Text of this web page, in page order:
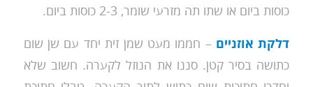
כוסות ביום או שתו תה מזרעי שומר, 2-3 כוסות ביום.
דלקת אוזניים – חממו מעט שמן זית יחד עם שן שום
כתושה בסיר קטן. סננו את הנוזל לקערה. חשוב שלא